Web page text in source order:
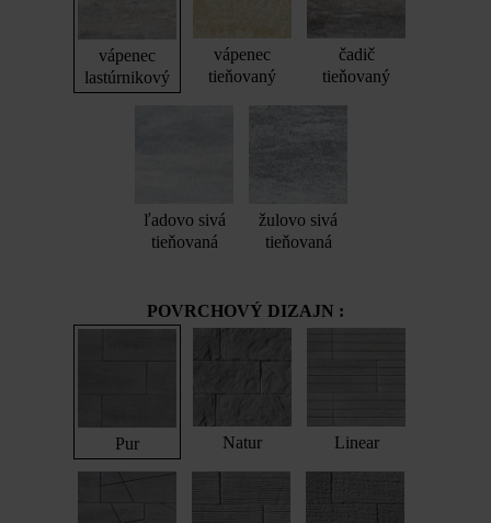
vápenec
lastúrnikový
vápenec
tieňovaný
čadič
tieňovaný
ľadovo sivá
tieňovaná
žulovo sivá
tieňovaná
POVRCHOVÝ DIZAJN :
Pur Natur Linear